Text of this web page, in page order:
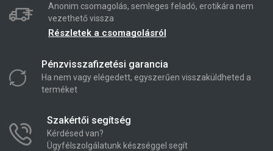
Anonim csomagolás, semleges feladó, erotikára nem
vezethető vissza
Részletek a csomagolásról
Pénzvisszafizetési garancia
Ha nem vagy elégedett, egyszerűen visszaküldheted a
terméket
Szakértői segítség
Kérdésed van?
Ügyfélszolgálatunk készséggel segít